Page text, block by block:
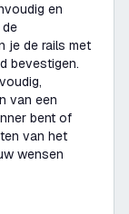
en
je de rails met
bevestigen.
van een
bent of
van het
wensen